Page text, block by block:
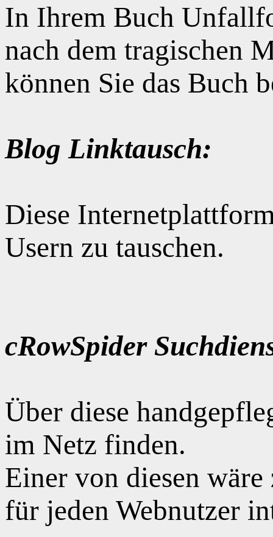
In Ihrem Buch
nach dem tragischen
können Sie das Buch
Blog Linktausch:
Diese
Usern zu tauschen.
cRowSpider
Über diese
im Netz finden.
Einer von diesen
für jeden Webnutzer